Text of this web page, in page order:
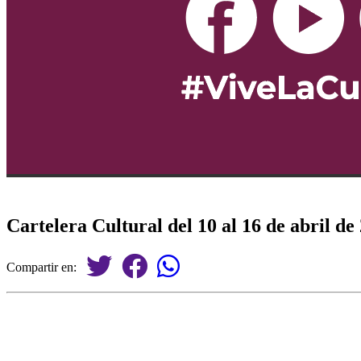
Cartelera Cultural del 10 al 16 de abril de
Compartir en: